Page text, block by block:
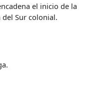
el inicio de la
del Sur colonial.